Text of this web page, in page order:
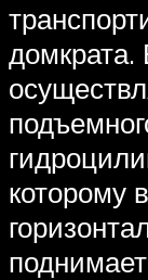
домкрата.
которому